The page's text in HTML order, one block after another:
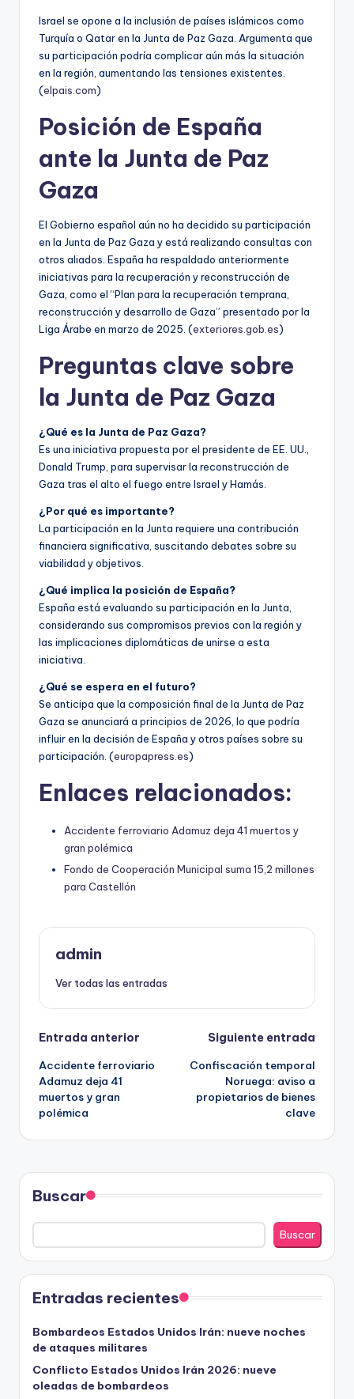
Israel se opone a la inclusión de países islámicos como
Turquía o Qatar en la Junta de Paz Gaza. Argumenta que
su participación podría complicar aún más la situación
en la región, aumentando las tensiones existentes.
(elpais.com)
Posición de España
ante la Junta de Paz
Gaza
El Gobierno español aún no ha decidido su participación
en la Junta de Paz Gaza y está realizando consultas con
otros aliados. España ha respaldado anteriormente
iniciativas para la recuperación y reconstrucción de
Gaza, como el “Plan para la recuperación temprana,
reconstrucción y desarrollo de Gaza” presentado por la
Liga Árabe en marzo de 2025. (exteriores.gob.es)
Preguntas clave sobre
la Junta de Paz Gaza
¿Qué es la Junta de Paz Gaza?
Es una iniciativa propuesta por el presidente de EE. UU.,
Donald Trump, para supervisar la reconstrucción de
Gaza tras el alto el fuego entre Israel y Hamás.
¿Por qué es importante?
La participación en la Junta requiere una contribución
financiera significativa, suscitando debates sobre su
viabilidad y objetivos.
¿Qué implica la posición de España?
España está evaluando su participación en la Junta,
considerando sus compromisos previos con la región y
las implicaciones diplomáticas de unirse a esta
iniciativa.
¿Qué se espera en el futuro?
Se anticipa que la composición final de la Junta de Paz
Gaza se anunciará a principios de 2026, lo que podría
influir en la decisión de España y otros países sobre su
participación. (europapress.es)
Enlaces relacionados:
Accidente ferroviario Adamuz deja 41 muertos y
gran polémica
Fondo de Cooperación Municipal suma 15,2 millones
para Castellón
admin
Ver todas las entradas
Navegación
de
entradas
Entrada anterior
Accidente ferroviario
Adamuz deja 41
muertos y gran
polémica
Siguiente entrada
Confiscación temporal
Noruega: aviso a
propietarios de bienes
clave
Buscar
Buscar
Entradas recientes
Bombardeos Estados Unidos Irán: nueve noches
de ataques militares
Conflicto Estados Unidos Irán 2026: nueve
oleadas de bombardeos